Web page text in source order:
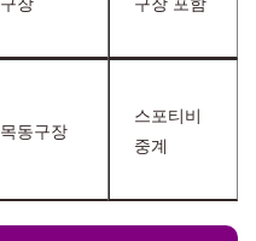
목동구장
스포티비
중계